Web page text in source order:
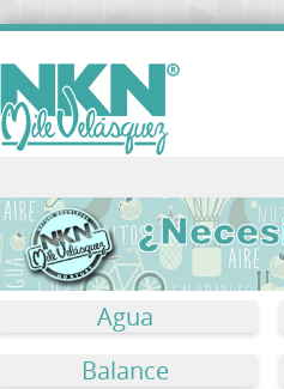
Skip to content
Agua
Balance